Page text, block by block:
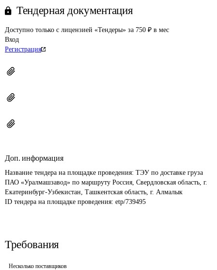
Тендерная документация
Доступно только с лицензией «Тендеры» за 750 ₽ в мес
Вход
Регистрация
Доп. информация
Название тендера на площадке проведения: ТЭУ по доставке груза
ПАО «Уралмашзавод» по маршруту Россия, Свердловская область, г.
Екатеринбург-Узбекистан, Ташкентская область, г. Алмалык
ID тендера на площадке проведения: etp/739495
Требования
Несколько поставщиков